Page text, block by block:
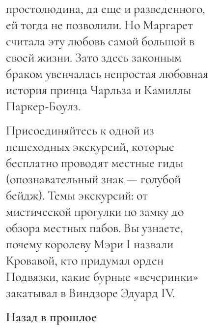
простолюдина, да еще и разведенного,
ей тогда не позволили. Но Маргарет
считала эту любовь самой большой в
своей жизни. Зато здесь законным
браком увенчалась непростая любовная
история принца Чарльза и Камиллы
Паркер-Боулз.
Присоединяйтесь к одной из
пешеходных экскурсий, которые
бесплатно проводят местные гиды
(опознавательный знак — голубой
бейдж). Темы экскурсий: от
мистической прогулки по замку до
обзора местных пабов. Вы узнаете,
почему королеву Мэри I назвали
Кровавой, кто придумал орден
Подвязки, какие бурные «вечеринки»
закатывал в Виндзоре Эдуард IV.
Назад в прошлое